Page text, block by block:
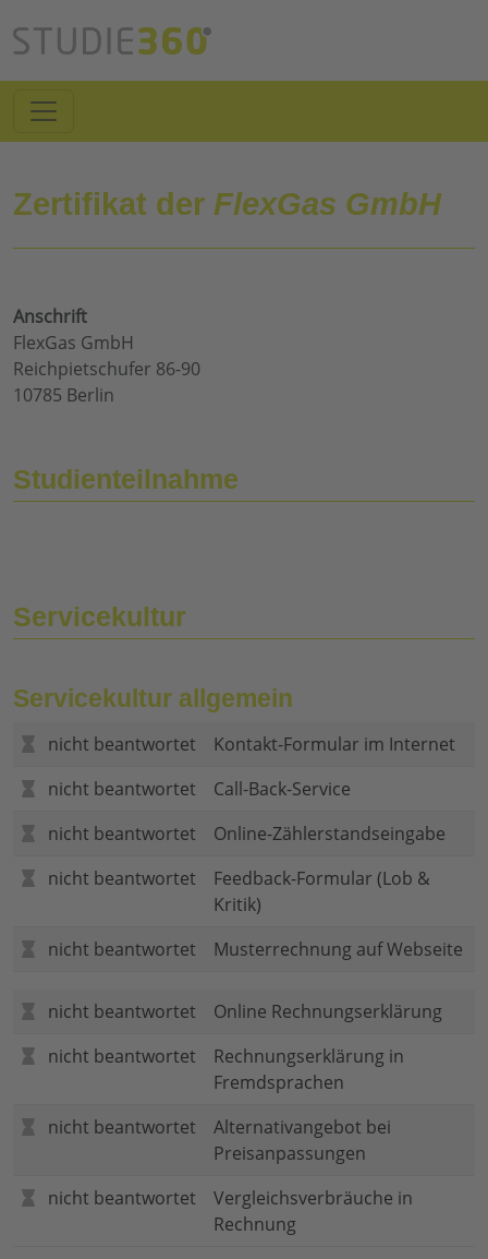
Zertifikat der FlexGas GmbH
Anschrift
FlexGas GmbH
Reichpietschufer 86-90
10785 Berlin
Studienteilnahme
Servicekultur
Servicekultur allgemein
nicht beantwortet
Kontakt-Formular im Internet
nicht beantwortet
Call-Back-Service
nicht beantwortet
Online-Zählerstandseingabe
nicht beantwortet
Feedback-Formular (Lob &
Kritik)
nicht beantwortet
Musterrechnung auf Webseite
nicht beantwortet
Online Rechnungserklärung
nicht beantwortet
Rechnungserklärung in
Fremdsprachen
nicht beantwortet
Alternativangebot bei
Preisanpassungen
nicht beantwortet
Vergleichsverbräuche in
Rechnung